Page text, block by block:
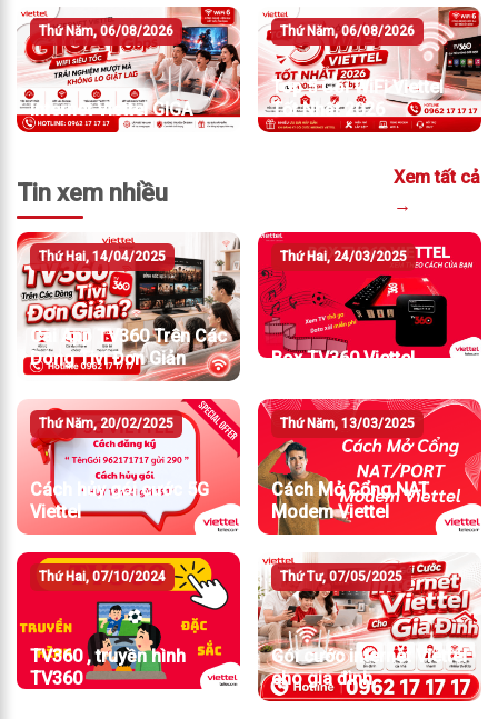
Thứ Năm, 06/08/2026
Internet Viettel GIGA
Thứ Năm, 06/08/2026
Top 5 Gói WiFi Viettel
Tốt Nhất 2026
Tin xem nhiều
Xem tất cả
→
Thứ Hai, 14/04/2025
Cài App TV360 Trên Các
Dòng Tivi Đơn Giản
Thứ Hai, 24/03/2025
Box TV360 Viettel
Thứ Năm, 20/02/2025
Cách hủy gói cước 5G
Viettel
Thứ Năm, 13/03/2025
Cách Mở Cổng NAT
Modem Viettel
Thứ Hai, 07/10/2024
TV360 , truyền hình
TV360
Thứ Tư, 07/05/2025
Gói cước internet Viettel
cho gia đình